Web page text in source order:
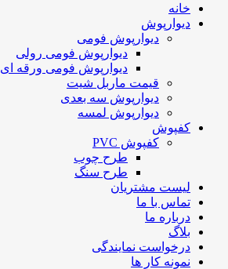
خانه
دیوارپوش
دیوارپوش فومی
دیوارپوش فومی رولی
دیوارپوش فومی ورقه ای
قیمت ماربل شیت
دیوارپوش سه بعدی
دیوارپوش لمسه
کفپوش
کفپوش PVC
طرح چوب
طرح سنگ
لیست مشتریان
تماس با ما
درباره ما
بلاگ
درخواست نمایندگی
نمونه کار ها